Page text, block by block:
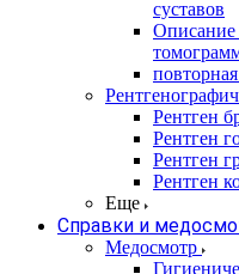
суставов
Описание
Рентген
Рентген
Рентген
Рентген
Еще
Справки и
Медосмотр